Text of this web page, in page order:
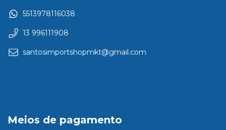
5513978116038
13 996111908
santosimportshopmkt@gmail.com
Meios de pagamento